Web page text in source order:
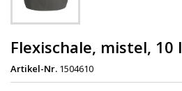
Flexischale, mistel, 10 l
Artikel-Nr. 1504610